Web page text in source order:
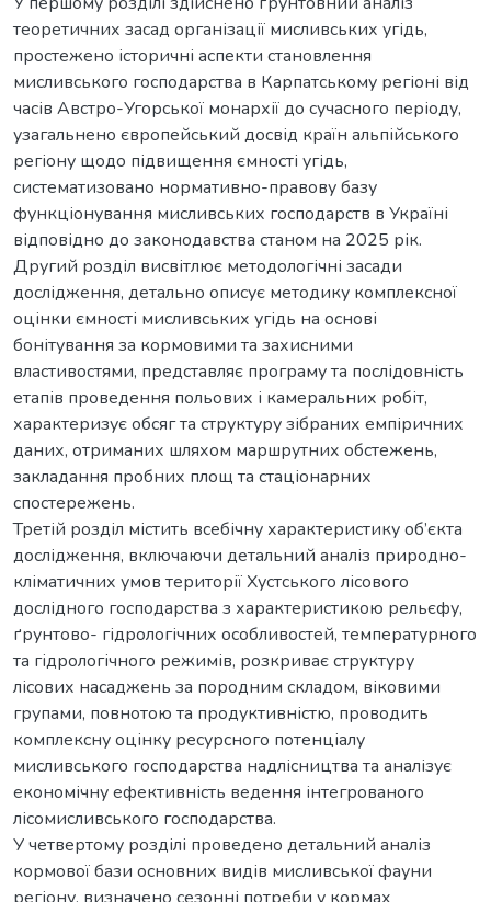
теоретичних засад організації мисливських угідь,
простежено історичні аспекти становлення
мисливського господарства в Карпатському регіоні від
часів Австро-Угорської монархії до сучасного періоду,
узагальнено європейський досвід країн альпійського
регіону щодо підвищення ємності угідь,
систематизовано нормативно-правову базу
функціонування мисливських господарств в Україні
відповідно до законодавства станом на 2025 рік.
Другий розділ висвітлює методологічні засади
дослідження, детально описує методику комплексної
оцінки ємності мисливських угідь на основі
бонітування за кормовими та захисними
властивостями, представляє програму та послідовність
етапів проведення польових і камеральних робіт,
характеризує обсяг та структуру зібраних емпіричних
даних, отриманих шляхом маршрутних обстежень,
закладання пробних площ та стаціонарних
спостережень.
Третій розділ містить всебічну характеристику об’єкта
дослідження, включаючи детальний аналіз природно-
кліматичних умов території Хустського лісового
дослідного господарства з характеристикою рельєфу,
ґрунтово- гідрологічних особливостей, температурного
та гідрологічного режимів, розкриває структуру
лісових насаджень за породним складом, віковими
групами, повнотою та продуктивністю, проводить
комплексну оцінку ресурсного потенціалу
мисливського господарства надлісництва та аналізує
економічну ефективність ведення інтегрованого
лісомисливського господарства.
У четвертому розділі проведено детальний аналіз
кормової бази основних видів мисливської фауни